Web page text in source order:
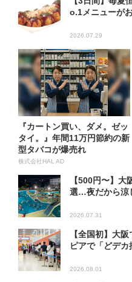
o.1メニューが
2026.07.29
『カートン買い、ダメ。ゼッ
タイ。』年間11万円節約の新
型タバコが爆売れ
株式会社HAL AD
【500円〜】大
選…夜だから涼
2026.07.31
【全国初】大
ピアで「どデ
2026.08.01